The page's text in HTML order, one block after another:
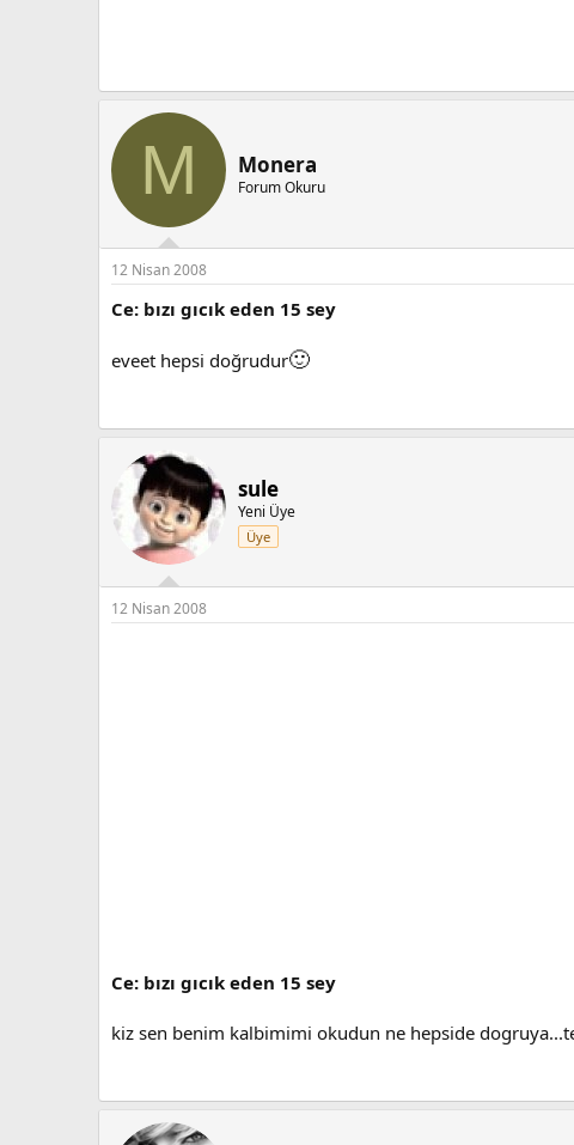
M Monera
Forum Okuru
12 Nisan 2008
Ce: bızı gıcık eden 15 sey
eveet hepsi doğrudur🙂
sule
Yeni Üye
Üye
12 Nisan 2008
Ce: bızı gıcık eden 15 sey
kiz sen benim kalbimimi okudun ne hepside